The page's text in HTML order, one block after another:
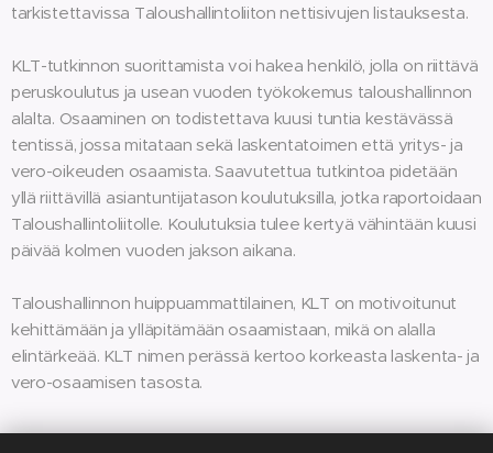
tarkistettavissa Taloushallintoliiton nettisivujen listauksesta.
KLT-tutkinnon suorittamista voi hakea henkilö, jolla on riittävä
peruskoulutus ja usean vuoden työkokemus taloushallinnon
alalta. Osaaminen on todistettava kuusi tuntia kestävässä
tentissä, jossa mitataan sekä laskentatoimen että yritys- ja
vero-oikeuden osaamista. Saavutettua tutkintoa pidetään
yllä riittävillä asiantuntijatason koulutuksilla, jotka raportoidaan
Taloushallintoliitolle. Koulutuksia tulee kertyä vähintään kuusi
päivää kolmen vuoden jakson aikana.
Taloushallinnon huippuammattilainen, KLT on motivoitunut
kehittämään ja ylläpitämään osaamistaan, mikä on alalla
elintärkeää. KLT nimen perässä kertoo korkeasta laskenta- ja
vero-osaamisen tasosta.